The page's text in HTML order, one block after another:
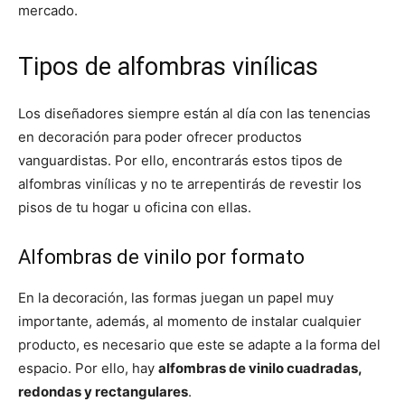
mercado.
Tipos de alfombras vinílicas
Los diseñadores siempre están al día con las tenencias
en decoración para poder ofrecer productos
vanguardistas. Por ello, encontrarás estos tipos de
alfombras vinílicas y no te arrepentirás de revestir los
pisos de tu hogar u oficina con ellas.
Alfombras de vinilo por formato
En la decoración, las formas juegan un papel muy
importante, además, al momento de instalar cualquier
producto, es necesario que este se adapte a la forma del
espacio. Por ello, hay alfombras de vinilo cuadradas,
redondas y rectangulares.